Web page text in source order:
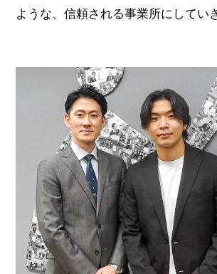
ような、信頼される事業所にしてい